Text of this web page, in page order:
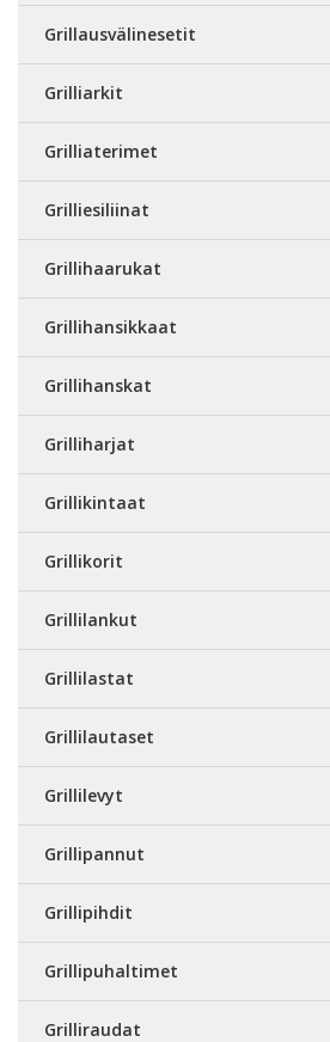
Grillausvälinesetit
Grilliarkit
Grilliaterimet
Grilliesiliinat
Grillihaarukat
Grillihansikkaat
Grillihanskat
Grilliharjat
Grillikintaat
Grillikorit
Grillilankut
Grillilastat
Grillilautaset
Grillilevyt
Grillipannut
Grillipihdit
Grillipuhaltimet
Grilliraudat